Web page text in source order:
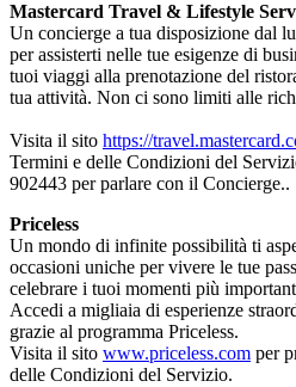
Mastercard Travel & Lifestyle
Un concierge a tua disposizione dal
per assisterti nelle tue esigenze di
tuoi viaggi alla prenotazione del
tua attività. Non ci sono limiti alle
Visita il sito https://
Termini e delle Condizioni del
902443 per parlare con il Concierge..
Priceless
Un mondo di infinite possibilità ti
occasioni uniche per vivere le tue
celebrare i tuoi momenti più
Accedi a migliaia di esperienze
grazie al programma Priceless.
Visita il sito www.priceless.com per
delle Condizioni del Servizio.